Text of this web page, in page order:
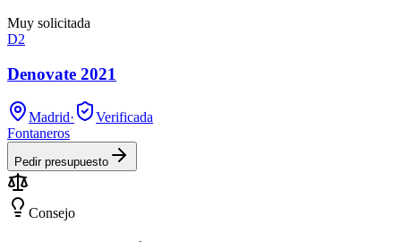
Muy solicitada
D2
Denovate 2021
Madrid·
Verificada
Fontaneros
Pedir presupuesto
Consejo